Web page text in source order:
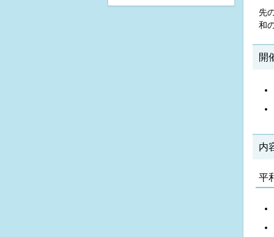
先
和
開
内
平